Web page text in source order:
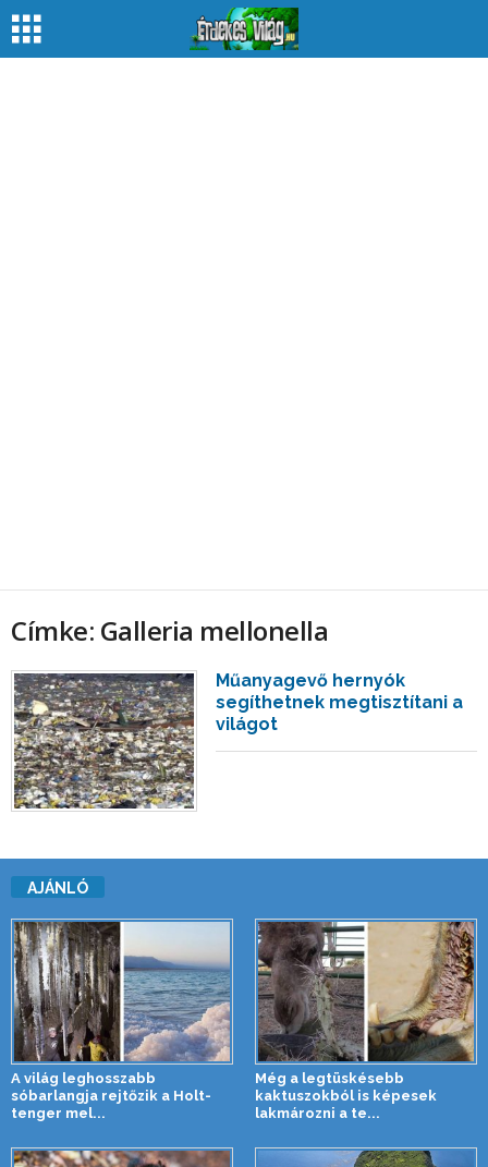
Címke: Galleria mellonella
Műanyagevő hernyók
segíthetnek megtisztítani a
világot
AJÁNLÓ
A világ leghosszabb
sóbarlangja rejtőzik a Holt-
tenger mel...
Még a legtüskésebb
kaktuszokból is képesek
lakmározni a te...